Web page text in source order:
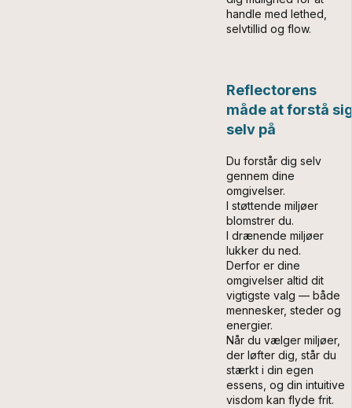
handle med lethed,
selvtillid og flow.
Reflectorens
måde at forstå
selv på
Du forstår dig selv
gennem dine
omgivelser.
I støttende miljøer
blomstrer du.
I drænende miljøer
lukker du ned.
Derfor er dine
omgivelser altid dit
vigtigste valg — både
mennesker, steder og
energier.
Når du vælger miljøer,
der løfter dig, står du
stærkt i din egen
essens, og din intuitive
visdom kan flyde frit.